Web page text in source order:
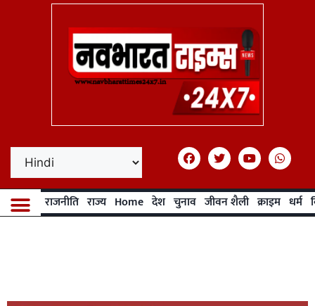
राजनीति राज्य Home देश चुनाव जीवन शैली क्राइम धर्म